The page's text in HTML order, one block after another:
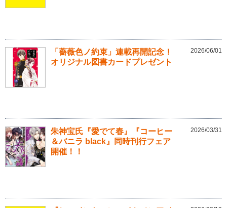
「薔薇色ノ約束」連載再開記念！
オリジナル図書カードプレゼント
2026/06/01
朱神宝氏『愛でて春』『コーヒー
＆バニラ black』同時刊行フェア
開催！！
2026/03/31